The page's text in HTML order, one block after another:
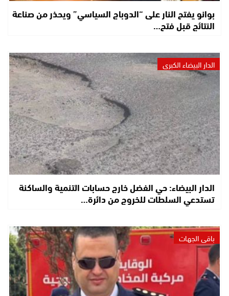
بوانو يفتح النار على “الدوباج السياسي” ويحذر من صناعة
النتائج قبل فتح…
الدار البيضاء الكبرى
الدار البيضاء: حي الفضل خارج حسابات التنمية والساكنة
تستدعي السلطات للخروج من دائرة…
باقي الجهات